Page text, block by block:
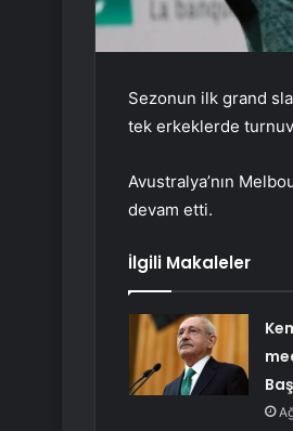
Sezonun ilk grand
tek erkeklerde
Avustralya’nın
devam etti.
İlgili Makaleler